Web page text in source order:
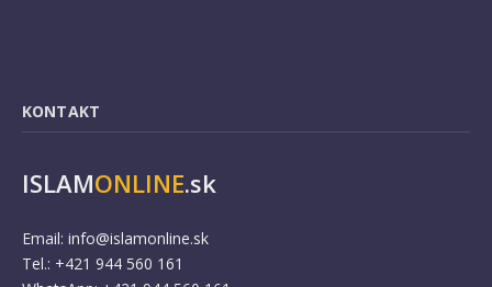
KONTAKT
ISLAMONLINE.sk
Email: info@islamonline.sk
Tel.: +421 944 560 161